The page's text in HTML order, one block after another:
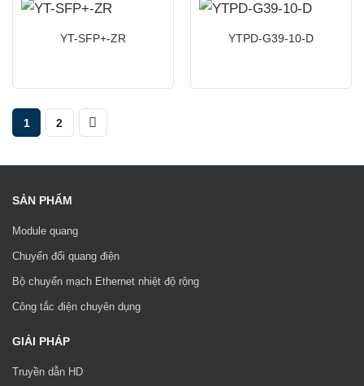
YT-SFP+-ZR YTPD-G39-10-D
1 2
SẢN PHẨM
Module quang
Chuyển đổi quang điện
Bộ chuyển mạch Ethernet nhiệt độ rộng
Công tắc điện chuyên dụng
GIẢI PHÁP
Truyền dẫn HD